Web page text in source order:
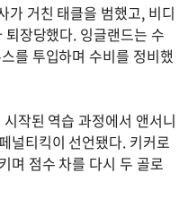
가 거친 태클을 범했고, 비디
장당했다. 잉글랜드는 수
를 투입하며 수비를 정비했
작된 역습 과정에서 앤서니
널티킥이 선언됐다. 키커로
며 점수 차를 다시 두 골로